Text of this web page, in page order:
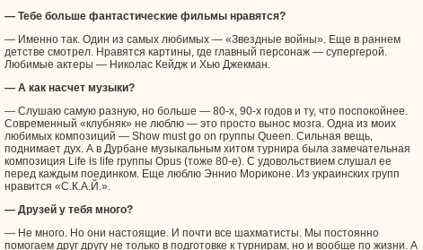
— Тебе больше фантастические фильмы нравятся?
— Именно так. Один из самых любимых — «Звездные войны». Еще в раннем
детстве смотрел. Нравятся картины, где главный персонаж — супергерой.
Любимые актеры — Николас Кейдж и Хью Джекман.
— А как насчет музыки?
— Слушаю самую разную, но больше — 80-х, 90-х годов и ту, что поспокойнее.
Современный «клубняк» не люблю — это просто вынос мозга. Одна из моих
любимых композиций — Show must go on группы Queen. Сильная вещь,
поднимает дух. А в Дурбане музыкальным хитом турнира была замечательная
композиция Life is life группы Opus (тоже 80-е). С удовольствием слушал ее
перед каждым поединком. Еще люблю Эннио Мориконе. Из украинских групп
нравится «С.К.А.Й.».
— Друзей у тебя много?
— Не много. Но они настоящие. И почти все шахматисты. Мы постоянно
помогаем друг другу не только в подготовке к турнирам, но и вообще по жизни. А